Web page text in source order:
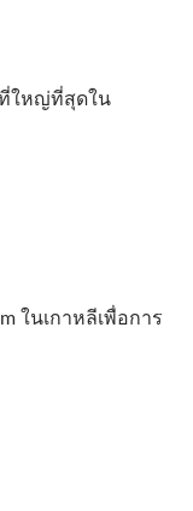
ที่ใหญ่ที่สุดใน
ในเกาหลีเพื่อการ